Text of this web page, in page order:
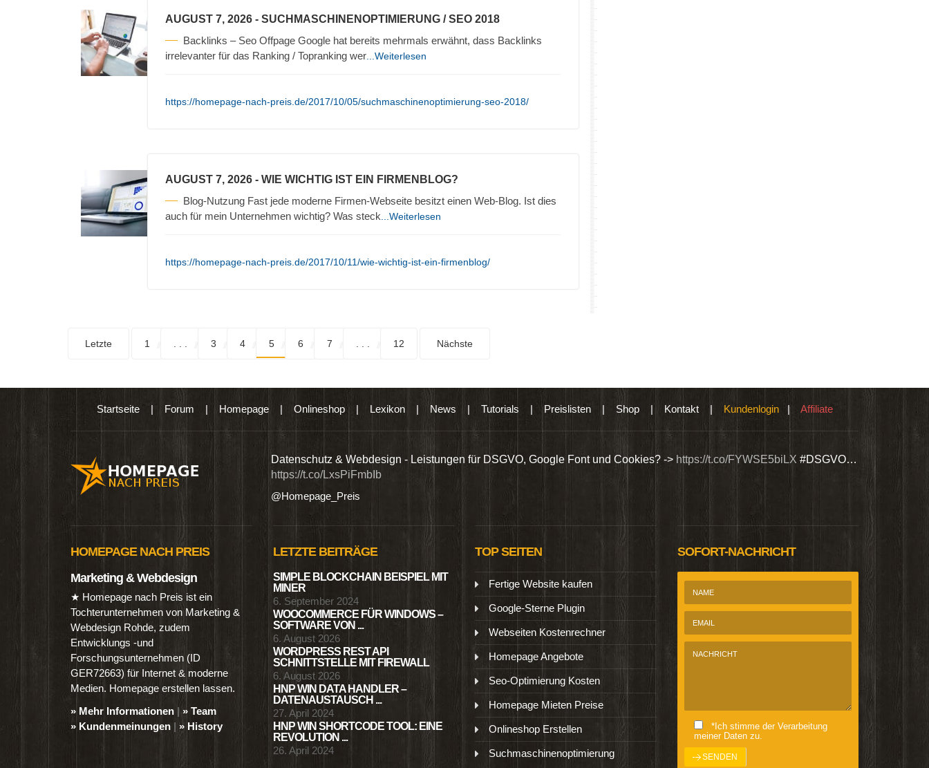
AUGUST 7, 2026 - SUCHMASCHINENOPTIMIERUNG / SEO 2018
Backlinks – Seo Offpage Google hat bereits mehrmals erwähnt, dass Backlinks
irrelevanter für das Ranking / Topranking wer ...Weiterlesen
https://homepage-nach-preis.de/2017/10/05/suchmaschinenoptimierung-seo-2018/
AUGUST 7, 2026 - WIE WICHTIG IST EIN FIRMENBLOG?
Blog-Nutzung Fast jede moderne Firmen-Webseite besitzt einen Web-Blog. Ist dies
auch für mein Unternehmen wichtig? Was steck ...Weiterlesen
https://homepage-nach-preis.de/2017/10/11/wie-wichtig-ist-ein-firmenblog/
Letzte 1 3 4 5 6 7 12 Nächste
Startseite| Forum | Homepage| Onlineshop| Lexikon| News | Tutorials | Preislisten| Shop| Kontakt| Kundenlogin| Affiliate
Produkten wie Ebooks & DVDs.… Datenschutz & Webdesign - Leistungen für DSGVO, Google Font und Cookies? -> https://t.co/FYWSE5biLX #DSGVO…
https://t.co/LxsPiFmbIb
@Homepage_Preis
Wir bieten
HOMEPAGE NACH PREIS
Marketing & Webdesign
★ Homepage nach Preis ist ein
Tochterunternehmen von Marketing &
Webdesign Rohde, zudem
Entwicklungs -und
Forschungsunternehmen (ID
GER72663) für Internet & moderne
Medien. Homepage erstellen lassen.
» Mehr Informationen | » Team
» Kundenmeinungen | » History
LETZTE BEITRÄGE
SIMPLE BLOCKCHAIN BEISPIEL MIT
MINER
6. September 2024
WOOCOMMERCE FÜR WINDOWS –
SOFTWARE VON ...
6. August 2026
WORDPRESS REST API
SCHNITTSTELLE MIT FIREWALL
6. August 2026
HNP WIN DATA HANDLER –
DATENAUSTAUSCH ...
27. April 2024
HNP WIN SHORTCODE TOOL: EINE
REVOLUTION ...
26. April 2024
TOP SEITEN
Fertige Website kaufen
Google-Sterne Plugin
Webseiten Kostenrechner
Homepage Angebote
Seo-Optimierung Kosten
Homepage Mieten Preise
Onlineshop Erstellen
Suchmaschinenoptimierung
SOFORT-NACHRICHT
*Ich stimme der Verarbeitung
meiner Daten zu.